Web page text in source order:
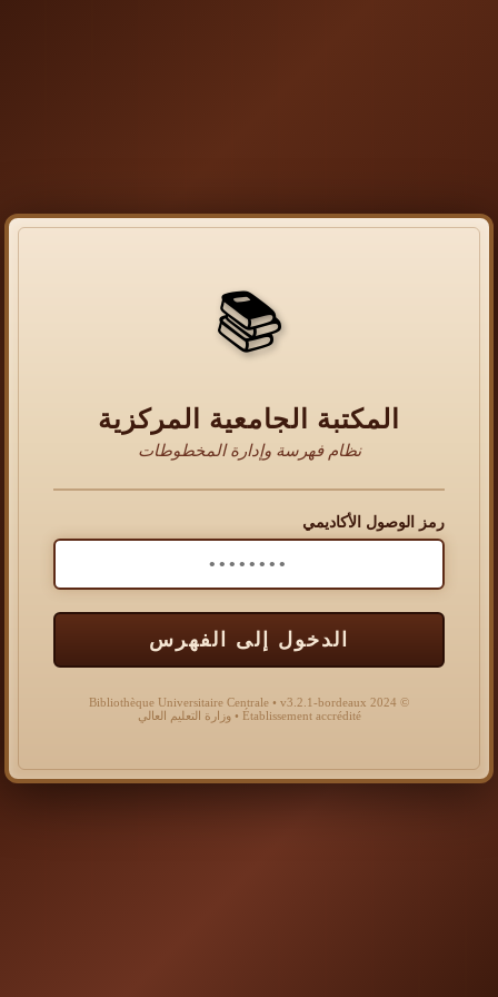
📚
المكتبة الجامعية المركزية
نظام فهرسة وإدارة المخطوطات
رمز الوصول الأكاديمي
الدخول إلى الفهرس
© 2024 Bibliothèque Universitaire Centrale • v3.2.1-bordeaux
Établissement accrédité • وزارة التعليم العالي